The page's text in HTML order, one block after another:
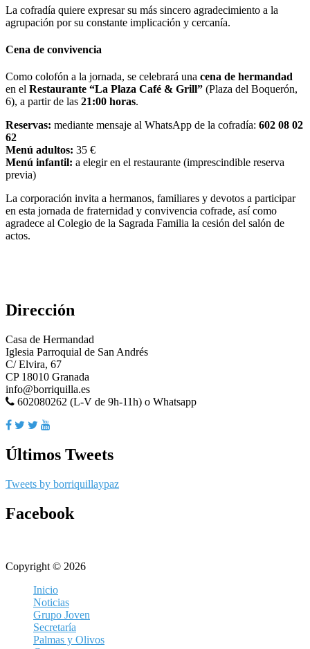
La cofradía quiere expresar su más sincero agradecimiento a la
agrupación por su constante implicación y cercanía.
Cena de convivencia
Como colofón a la jornada, se celebrará una cena de hermandad
en el Restaurante “La Plaza Café & Grill” (Plaza del Boquerón,
6), a partir de las 21:00 horas.
Reservas: mediante mensaje al WhatsApp de la cofradía: 602 08 02
62
Menú adultos: 35 €
Menú infantil: a elegir en el restaurante (imprescindible reserva
previa)
La corporación invita a hermanos, familiares y devotos a participar
en esta jornada de fraternidad y convivencia cofrade, así como
agradece al Colegio de la Sagrada Familia la cesión del salón de
actos.
Dirección
Casa de Hermandad
Iglesia Parroquial de San Andrés
C/ Elvira, 67
CP 18010 Granada
info@borriquilla.es
602080262 (L-V de 9h-11h) o Whatsapp
Últimos Tweets
Tweets by borriquillaypaz
Facebook
Copyright © 2026
Inicio
Noticias
Grupo Joven
Secretaría
Palmas y Olivos